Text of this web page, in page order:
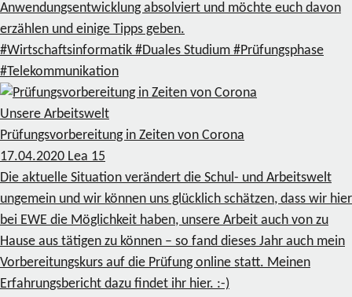
Anwendungsentwicklung absolviert und möchte euch davon
erzählen und einige Tipps geben.
#Wirtschaftsinformatik #Duales Studium #Prüfungsphase
#Telekommunikation
Unsere Arbeitswelt
Prüfungsvorbereitung in Zeiten von Corona
17.04.2020 Lea 15
Die aktuelle Situation verändert die Schul- und Arbeitswelt
ungemein und wir können uns glücklich schätzen, dass wir hier
bei EWE die Möglichkeit haben, unsere Arbeit auch von zu
Hause aus tätigen zu können – so fand dieses Jahr auch mein
Vorbereitungskurs auf die Prüfung online statt. Meinen
Erfahrungsbericht dazu findet ihr hier. :-)